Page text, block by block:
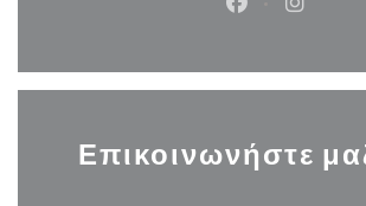
Facebook
Επικοινωνήστε